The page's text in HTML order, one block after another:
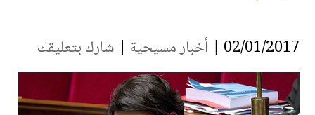
02/01/2017 | أخبار مسيحية | شارك بتعليقك